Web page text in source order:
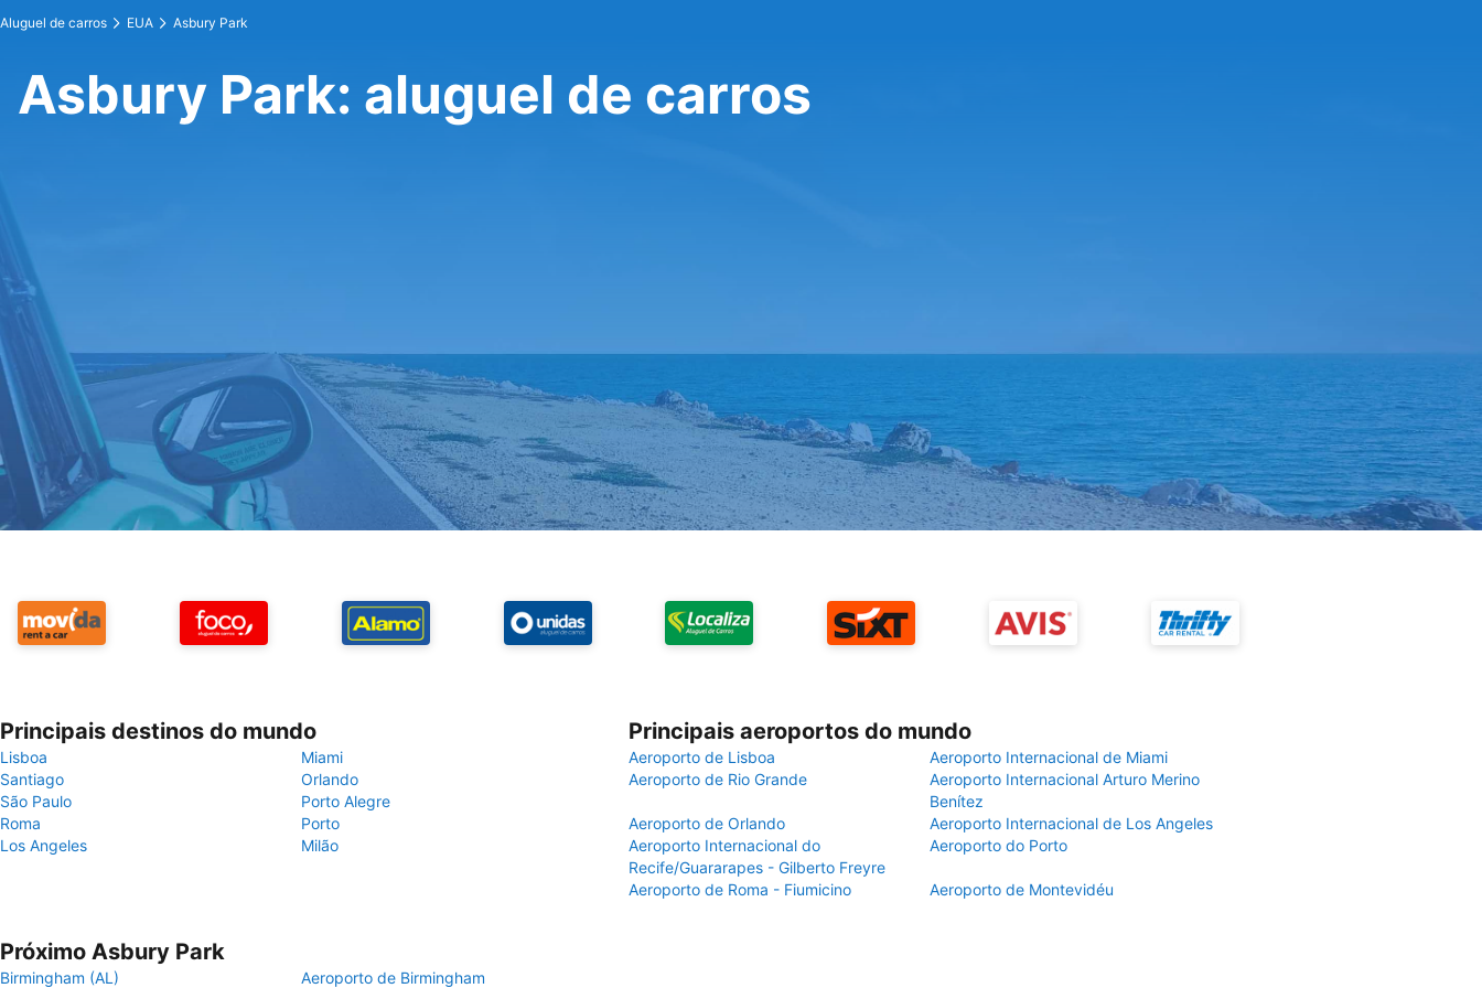
Aluguel de carros EUA Asbury Park
Asbury Park: aluguel de carros
Principais destinos do mundo
Lisboa
Miami
Santiago
Orlando
São Paulo
Porto Alegre
Roma
Porto
Los Angeles
Milão
Principais aeroportos do mundo
Aeroporto de Lisboa
Aeroporto Internacional de Miami
Aeroporto de Rio Grande
Aeroporto Internacional Arturo Merino
Benítez
Aeroporto de Orlando
Aeroporto Internacional de Los Angeles
Aeroporto Internacional do
Recife/Guararapes - Gilberto Freyre
Aeroporto do Porto
Aeroporto de Roma - Fiumicino Aeroporto de Montevidéu
Próximo Asbury Park
Birmingham (AL) Aeroporto de Birmingham